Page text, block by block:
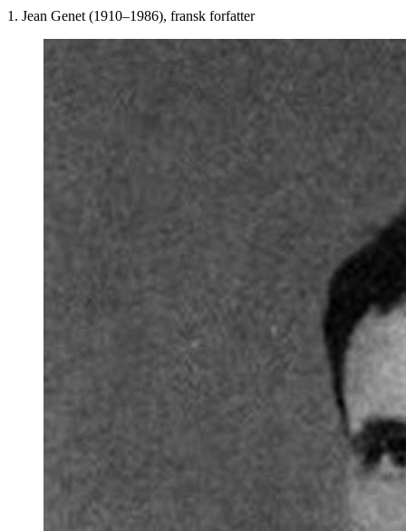
1. Jean Genet (1910–1986), fransk forfatter